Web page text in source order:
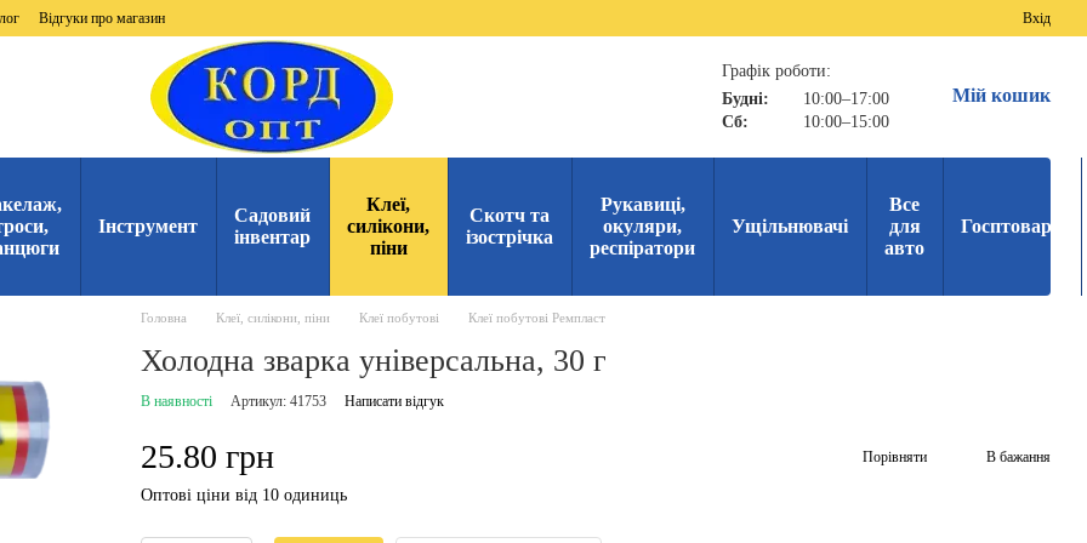
Відгуки про магазин Вхід
Графік роботи:
Будні:
10:00–17:00
Сб:
10:00–15:00
Мій кошик
Інструмент
Садовий
інвентар
Клеї,
силікони,
піни
Скотч та
ізострічка
Рукавиці,
окуляри,
респіратори
Ущільнювачі
Все
для
авто
Госптовари
Головна Клеї, силікони, піни Клеї побутові Клеї побутові Ремпласт
Холодна зварка універсальна, 30 г
В наявності Артикул: 41753 Написати відгук
25.80 грн Порівняти В бажання
Оптові ціни від 10 одиниць